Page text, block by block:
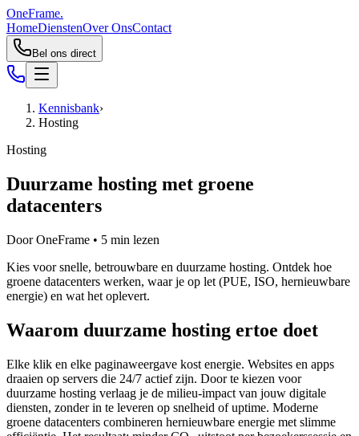
OneFrame.
HomeDienstenOver OnsContact
Bel ons direct
Kennisbank›
Hosting
Hosting
Duurzame hosting met groene
datacenters
DoorOneFrame • 5 min lezen
Kies voor snelle, betrouwbare en duurzame hosting. Ontdek hoe
groene datacenters werken, waar je op let (PUE, ISO, hernieuwbare
energie) en wat het oplevert.
Waarom duurzame hosting ertoe doet
Elke klik en elke paginaweergave kost energie. Websites en apps
draaien op servers die 24/7 actief zijn. Door te kiezen voor
duurzame hosting verlaag je de milieu-impact van jouw digitale
diensten, zonder in te leveren op snelheid of uptime. Moderne
groene datacenters combineren hernieuwbare energie met slimme